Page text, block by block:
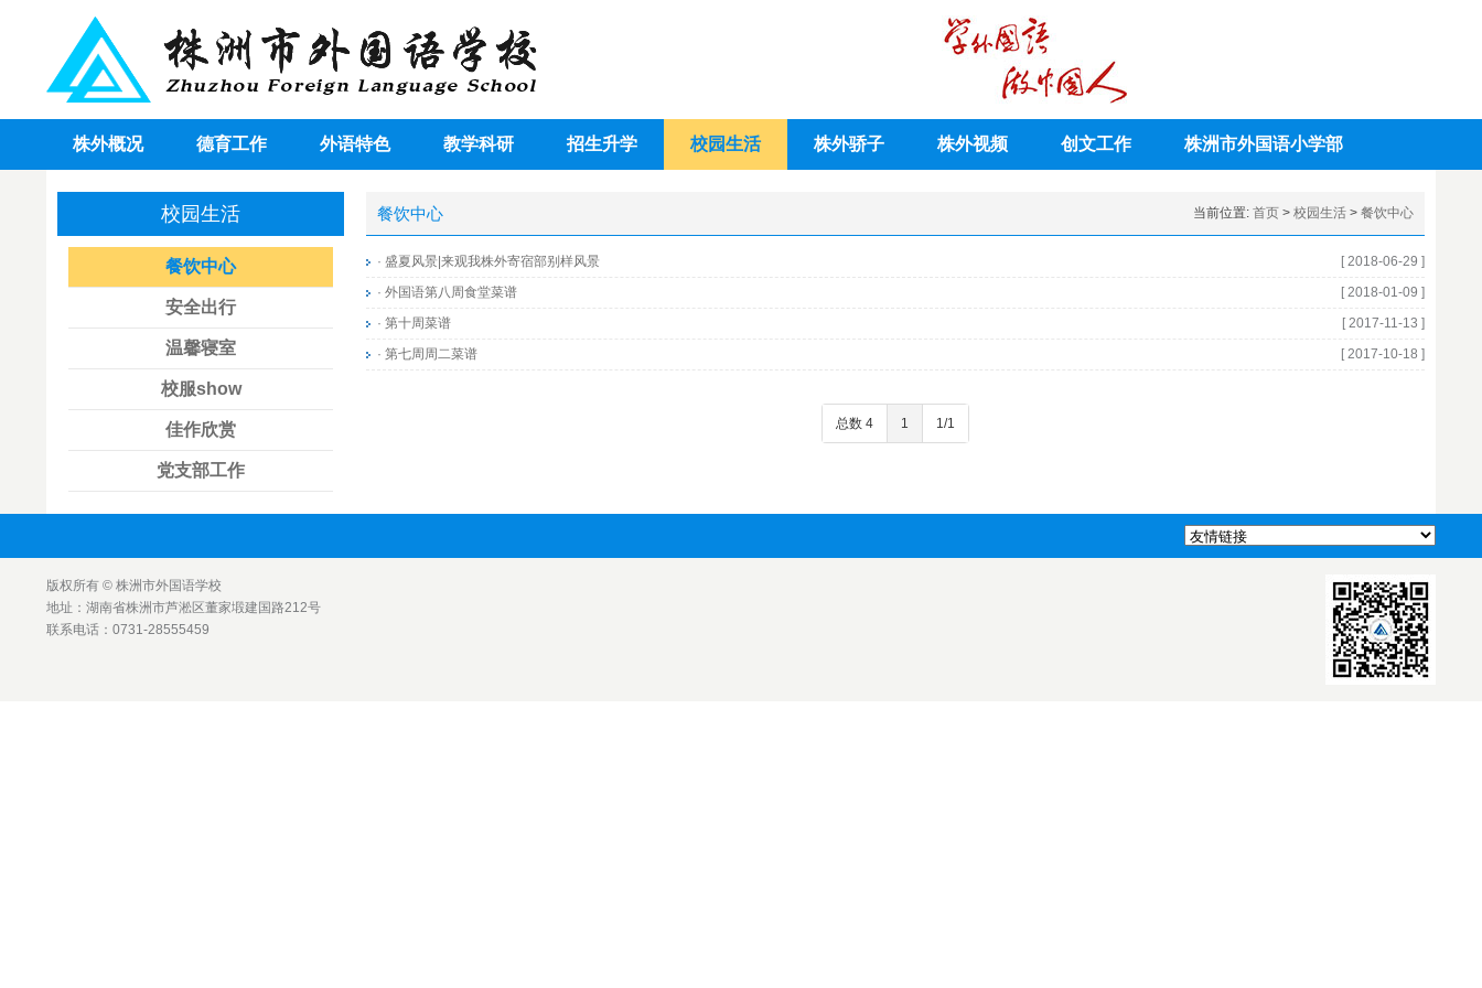
株外概况 德育工作 外语特色 教学科研 招生升学 校园生活 株外骄子 株外视频 创文工作 株洲市外国语小学部
校园生活
餐饮中心
安全出行
温馨寝室
校服show
佳作欣赏
党支部工作
当前位置: 首页 > 校园生活 > 餐饮中心
餐饮中心
[ 2018-06-29 ]
· 盛夏风景|来观我株外寄宿部别样风景
[ 2018-01-09 ]
· 外国语第八周食堂菜谱
[ 2017-11-13 ]
· 第十周菜谱
[ 2017-10-18 ]
· 第七周周二菜谱
总数 4 1 1/1
版权所有 © 株洲市外国语学校
地址：湖南省株洲市芦淞区董家塅建国路212号
联系电话：0731-28555459